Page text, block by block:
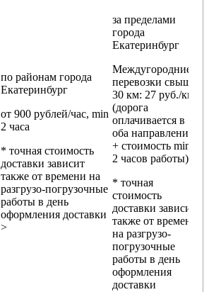
по районам города
Екатеринбург
от 900 рублей/час, min
2 часа
* точная стоимость
доставки зависит
также от времени на
разгрузо-погрузочные
работы в день
оформления доставки
>
за пределами
города
Екатеринбург
Междугородние
перевозки свыше
30 км: 27 руб./км
(дорога
оплачивается в
оба направления
+ стоимость min
2 часов работы)
* точная
стоимость
доставки зависит
также от времени
на разгрузо-
погрузочные
работы в день
оформления
доставки